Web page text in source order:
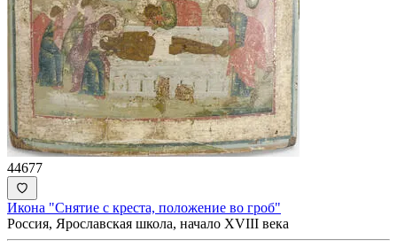
44677
Икона "Снятие с креста, положение во гроб"
Россия, Ярославская школа, начало ХVIII века